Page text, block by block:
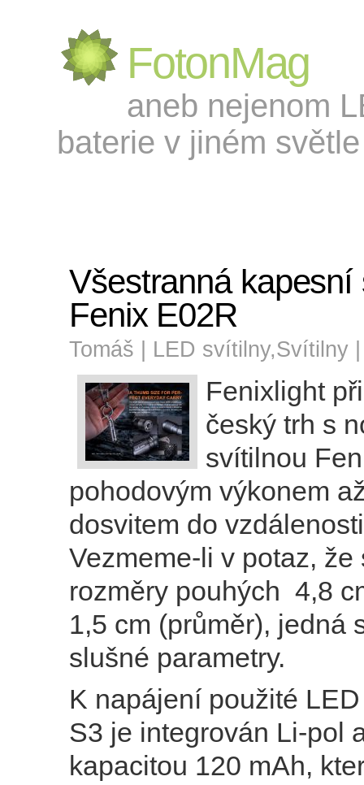
FotonMag
aneb nejenom
baterie v jiném
Všestranná kapesní
Fenix E02R
Tomáš | LED svítilny,Svítilny
Fenixlight
český trh s
svítilnou
pohodovým výkonem
dosvitem do
Vezmeme-li v potaz, že
rozměry pouhých 4,8
1,5 cm (průměr), jedná
slušné parametry.
K napájení použité
S3 je integrován Li-pol
kapacitou 120 mAh,